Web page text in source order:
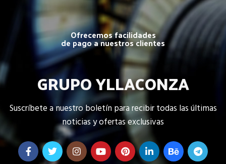
Ofrecemos facilidades
de pago a nuestros clientes
GRUPO YLLACONZA
Suscríbete a nuestro boletín para recibir todas las últimas
noticias y ofertas exclusivas